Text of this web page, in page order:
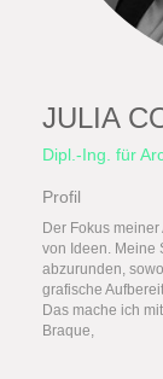
JULIA
Dipl.-Ing. für
Profil
Der Fokus
von Ideen. Meine
abzurunden,
grafische
Das mache ich
Braque,